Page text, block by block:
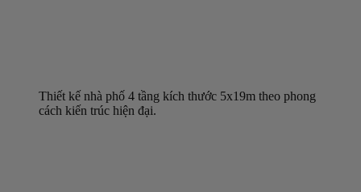
Thiết kế nhà phố 4 tầng kích thước 5x19m theo phong
cách kiến trúc hiện đại.